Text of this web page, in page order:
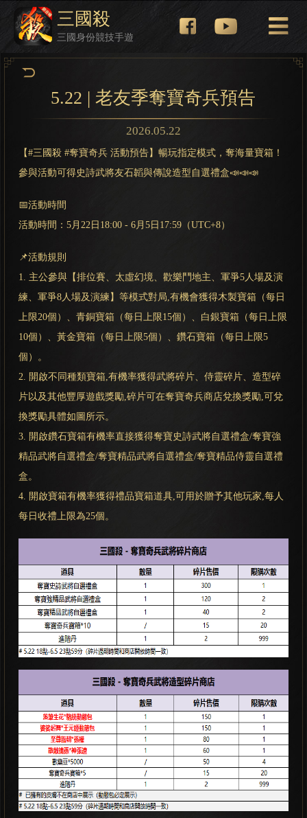
三國殺
三國身份競技手遊
5.22 | 老友季奪寶奇兵預告
2026.05.22
【#三國殺 #奪寶奇兵 活動預告】暢玩指定模式，奪海量寶箱！
參與活動可得史詩武將友石韜與傳說造型自選禮盒📣📣📣
📅活動時間
活動時間：5月22日18:00 - 6月5日17:59（UTC+8）
📌活動規則
1. 主公參與【排位賽、太虛幻境、歡樂鬥地主、軍爭5人場及演
練、軍爭8人場及演練】等模式對局,有機會獲得木製寶箱（每日
上限20個）、青銅寶箱（每日上限15個）、白銀寶箱（每日上限
10個）、黃金寶箱（每日上限5個）、鑽石寶箱（每日上限5
個）。
2. 開啟不同種類寶箱,有機率獲得武將碎片、侍靈碎片、造型碎
片以及其他豐厚遊戲獎勵,碎片可在奪寶奇兵商店兌換獎勵,可兌
換獎勵具體如圖所示。
3. 開啟鑽石寶箱有機率直接獲得奪寶史詩武將自選禮盒/奪寶強
精品武將自選禮盒/奪寶精品武將自選禮盒/奪寶精品侍靈自選禮
盒。
4. 開啟寶箱有機率獲得禮品寶箱道具,可用於贈予其他玩家,每人
每日收禮上限為25個。